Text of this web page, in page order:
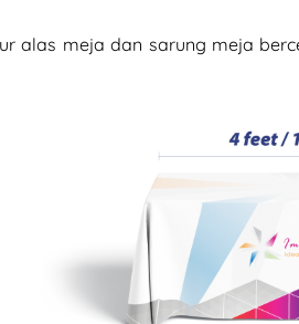
alas meja dan sarung meja